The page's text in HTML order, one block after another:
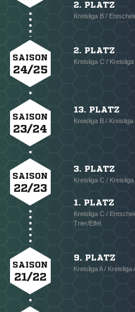
2. PLATZ
Kreisliga B /
SAISON
24/25
2. PLATZ
Kreisliga C /
SAISON
23/24
13. PLATZ
Kreisliga B / Kreisliga
SAISON
22/23
3. PLATZ
Kreisliga C /
1. PLATZ
Kreisliga C /
Trier/Eifel
SAISON
21/22
9. PLATZ
Kreisliga A /